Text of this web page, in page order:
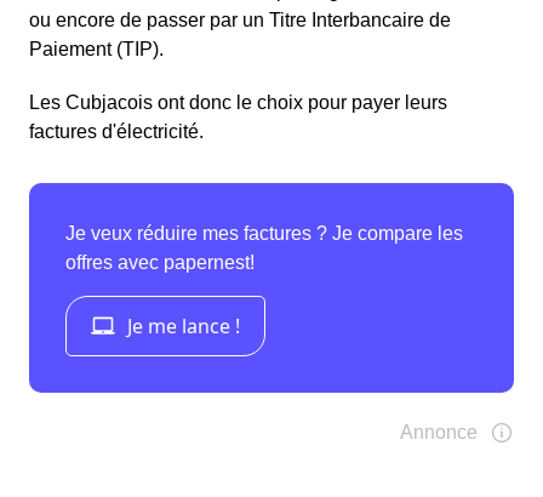
ou encore de passer par un Titre Interbancaire de
Paiement (TIP).
Les Cubjacois ont donc le choix pour payer leurs
factures d'électricité.